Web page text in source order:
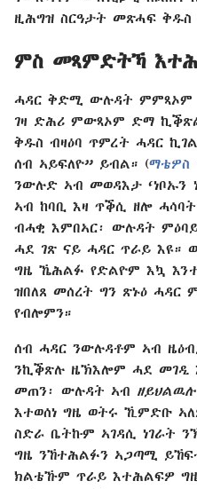
ዚሕግዝ ስርዓታት መጽሓፍ ቅዱስ
ምስ መጻምድትኻ
ሓዳር ቅድሚ ውሉዳት ምምጻኦም
ገዛ ድሕሪ ምውጻኦም ድማ
ቅዱስ ብዛዕባ ጥምረት ሓዳር
ሰብ ኣይፍለዮ” ይብል። (ማቴዎስ
ንውሉድ ኣብ መወዳእታ ‘ነቦኡን
ኣብ ከባቢ እዛ ጥቕሲ ዘሎ
ብሓቂ እምበኣር፡ ውሉዳት
ሓደ ገጽ ናይ ሓዳር ጥራይ እዩ።
ግዜ ኼሕልፉ የድልዮም እኳ
ዝበለጸ መሰረት ግን ጽኑዕ
የብሎምን።
ሰብ ሓዳር ንውሉዳቶም ኣብ
ንኪቕጽሉ ዜኽእሎም ሓደ መገዲ
መጠን፡ ውሉዳት ኣብ ዘይህልዉሉ
እተወሰነ ግዜ ወትሩ ኺምድቡ
ስድራ ቤትኩም ኣገዳሲ ነገራት
ግዜ ንኸተሕልፉን ኣጋጣሚ
ክልቴኹም ጥራይ እተሕልፍዎ